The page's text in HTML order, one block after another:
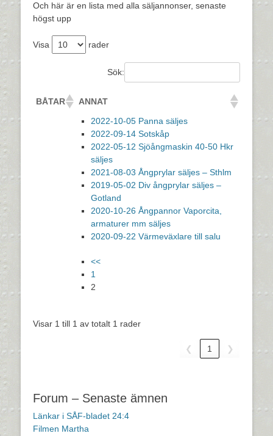
Och här är en lista med alla säljannonser, senaste
högst upp
Visa rader
Sök:
BÅTAR ANNAT
2022-10-05 Panna säljes
2022-09-14 Sotskåp
2022-05-12 Sjöångmaskin 40-50 Hkr
säljes
2021-08-03 Ångprylar säljes – Sthlm
2019-05-02 Div ångprylar säljes –
Gotland
2020-10-26 Ångpannor Vaporcita,
armaturer mm säljes
2020-09-22 Värmeväxlare till salu
<<
1
2
Visar 1 till 1 av totalt 1 rader
❮ 1 ❯
Forum – Senaste ämnen
Länkar i SÅF-bladet 24:4
Filmen Martha